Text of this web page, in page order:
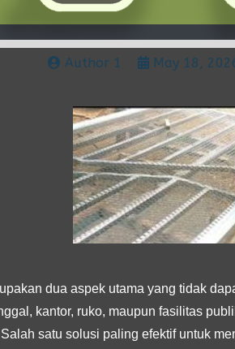
Author 1 May 18,
dua aspek utama yang tidak
kantor, ruko, maupun fasilitas
satu solusi paling efektif untuk